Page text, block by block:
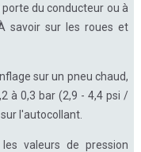
du conducteur ou à
savoir sur les roues et
sur un pneu chaud,
à 0,3 bar (2,9 - 4,4 psi /
l'autocollant.
valeurs de pression